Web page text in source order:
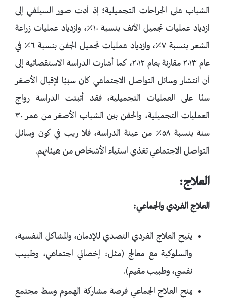
الشباب على الجراحات التجميلية؛ إذ أدت صور السيلفي إلى
ازدياد عمليات تجميل الأنف بنسبة ١٠٪، وازدياد عمليات زراعة
الشعر بنسبة ٧٪، وازدياد عمليات تجميل الجفن بنسبة ٦٪ في
عام ٢٠١٣ مقارنة بعام ٢٠١٢، كما أشارت الدراسة الاستقصائية إلى
أن انتشار وسائل التواصل الاجتماعي كان سببًا لإقبال الأصغر
سنًا على العمليات التجميلية، فقد أثبتت الدراسة رواج
العمليات التجميلية، والحقن بين الشباب الأصغر من عمر ٣٠
سنة بنسبة ٥٨٪ من عينة الدراسة، فلا ريب في كون وسائل
التواصل الاجتماعي تغذي استياء الأشخاص من هيئاتهم.
العلاج:
العلاج الفردي والجماعي:
يتيح العلاج الفردي التصدي للإدمان، والمشاكل النفسية،
والسلوكية مع معالج (مثل: إخصائي اجتماعي، وطبيب
نفسي، وطبيب مقيم).
يمنح العلاج الجماعي فرصة مشاركة الهموم وسط مجتمع